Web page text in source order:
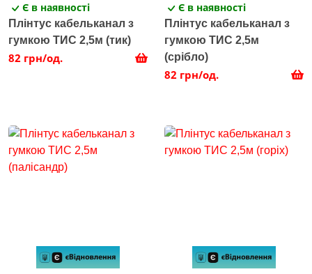
Є в наявності
Плінтус кабельканал з
гумкою ТИС 2,5м (тик)
82 грн/од.
Є в наявності
Плінтус кабельканал з
гумкою ТИС 2,5м
(срібло)
82 грн/од.